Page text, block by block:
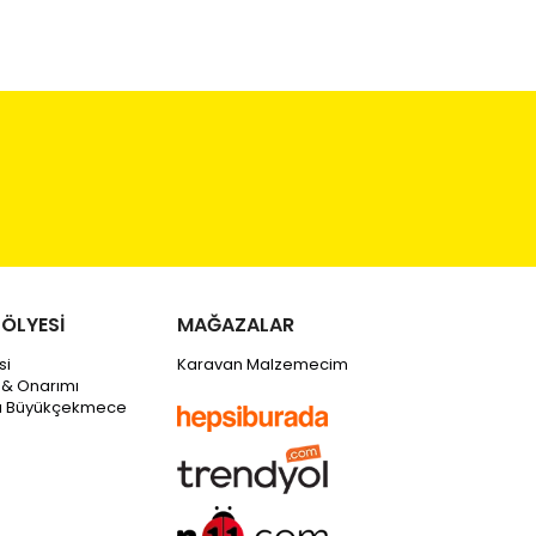
Onarımı
Büyükçekmece
MAĞAZALAR
Karavan Malzemecim